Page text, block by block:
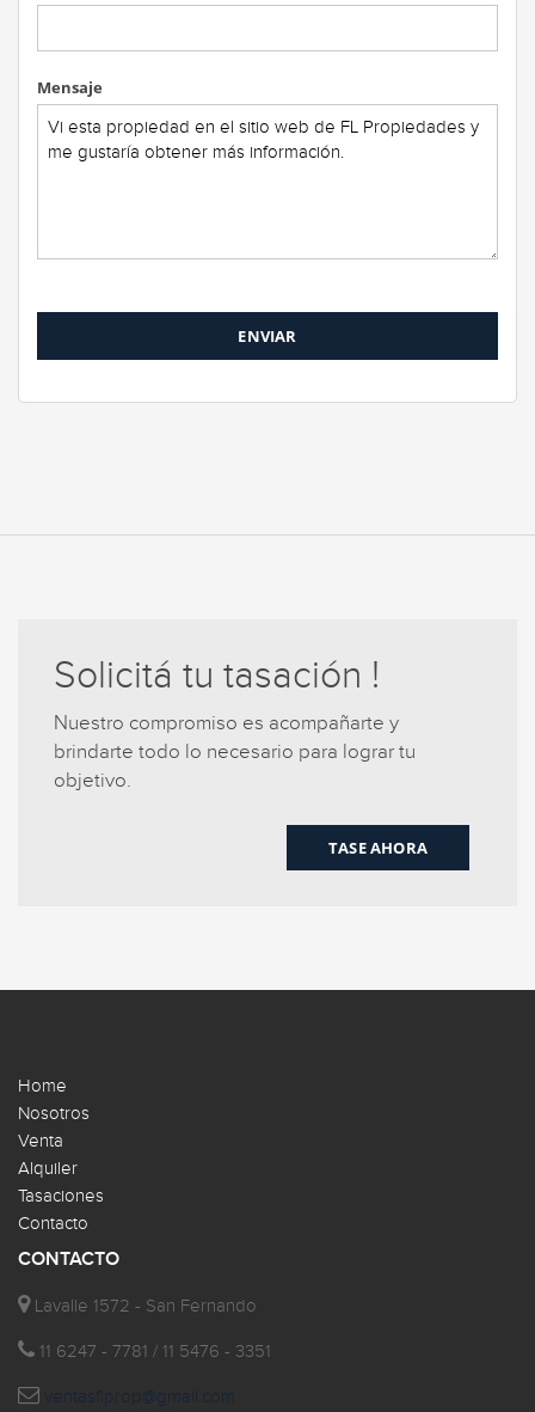
Mensaje
Solicitá tu tasación !
Nuestro compromiso es acompañarte y
brindarte todo lo necesario para lograr tu
objetivo.
TASE AHORA
Home
Nosotros
Venta
Alquiler
Tasaciones
Contacto
CONTACTO
Lavalle 1572 - San Fernando
11 6247 - 7781 / 11 5476 - 3351
ventasflprop@gmail.com